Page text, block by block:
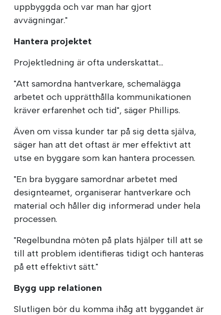
uppbyggda och var man har gjort
avvägningar."
Hantera projektet
Projektledning är ofta underskattat...
"Att samordna hantverkare, schemalägga
arbetet och upprätthålla kommunikationen
kräver erfarenhet och tid", säger Phillips.
Även om vissa kunder tar på sig detta själva,
säger han att det oftast är mer effektivt att
utse en byggare som kan hantera processen.
"En bra byggare samordnar arbetet med
designteamet, organiserar hantverkare och
material och håller dig informerad under hela
processen.
"Regelbundna möten på plats hjälper till att se
till att problem identifieras tidigt och hanteras
på ett effektivt sätt."
Bygg upp relationen
Slutligen bör du komma ihåg att byggandet är